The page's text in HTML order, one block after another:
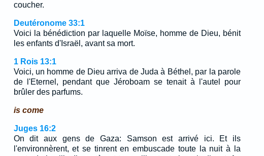
coucher.
Deutéronome 33:1
Voici la bénédiction par laquelle Moïse, homme de Dieu, bénit
les enfants d'Israël, avant sa mort.
1 Rois 13:1
Voici, un homme de Dieu arriva de Juda à Béthel, par la parole
de l'Eternel, pendant que Jéroboam se tenait à l'autel pour
brûler des parfums.
is come
Juges 16:2
On dit aux gens de Gaza: Samson est arrivé ici. Et ils
l'environnèrent, et se tinrent en embuscade toute la nuit à la